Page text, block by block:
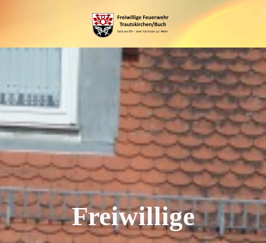
Freiwillige